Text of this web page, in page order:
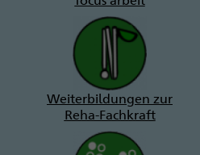
Weiterbildungen zur
Reha-Fachkraft